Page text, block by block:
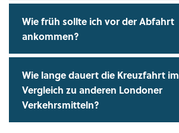
Wie früh sollte ich vor der Abfahrt
ankommen?
Wie lange dauert die Kreuzfahrt im
Vergleich zu anderen Londoner
Verkehrsmitteln?